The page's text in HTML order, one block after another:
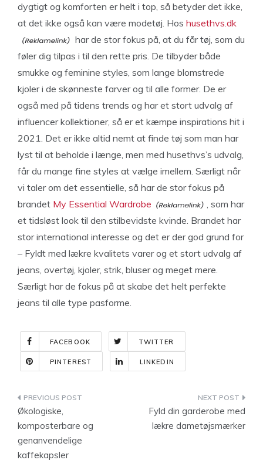
dygtigt og komforten er helt i top, så betyder det ikke,
at det ikke også kan være modetøj. Hos husethvs.dk
har de stor fokus på, at du får tøj, som du
føler dig tilpas i til den rette pris. De tilbyder både
smukke og feminine styles, som lange blomstrede
kjoler i de skønneste farver og til alle former. De er
også med på tidens trends og har et stort udvalg af
influencer kollektioner, så er et kæmpe inspirations hit i
2021. Det er ikke altid nemt at finde tøj som man har
lyst til at beholde i længe, men med husethvs’s udvalg,
får du mange fine styles at vælge imellem. Særligt når
vi taler om det essentielle, så har de stor fokus på
brandet My Essential Wardrobe
, som har
et tidsløst look til den stilbevidste kvinde. Brandet har
stor international interesse og det er der god grund for
– Fyldt med lækre kvalitets varer og et stort udvalg af
jeans, overtøj, kjoler, strik, bluser og meget mere.
Særligt har de fokus på at skabe det helt perfekte
jeans til alle type pasforme.
FACEBOOK TWITTER
PINTEREST LINKEDIN
Indlægsnavigation
Økologiske,
komposterbare og
genanvendelige
kaffekapsler
Fyld din garderobe med
lækre dametøjsmærker